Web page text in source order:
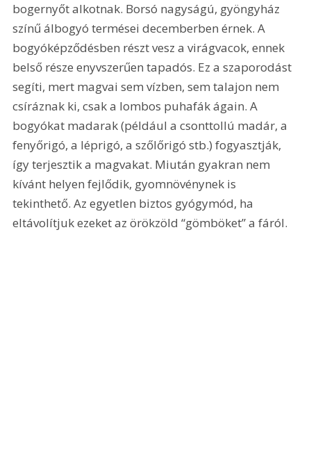
bogernyőt alkotnak. Borsó nagyságú, gyöngyház
színű álbogyó termései decemberben érnek. A
bogyóképződésben részt vesz a virágvacok, ennek
belső része enyvszerűen tapadós. Ez a szaporodást
segíti, mert magvai sem vízben, sem talajon nem
csíráznak ki, csak a lombos puhafák ágain. A
bogyókat madarak (például a csonttollú madár, a
fenyőrigó, a léprigó, a szőlőrigó stb.) fogyasztják,
így terjesztik a magvakat. Miután gyakran nem
kívánt helyen fejlődik, gyomnövénynek is
tekinthető. Az egyetlen biztos gyógymód, ha
eltávolítjuk ezeket az örökzöld “gömböket” a fáról.